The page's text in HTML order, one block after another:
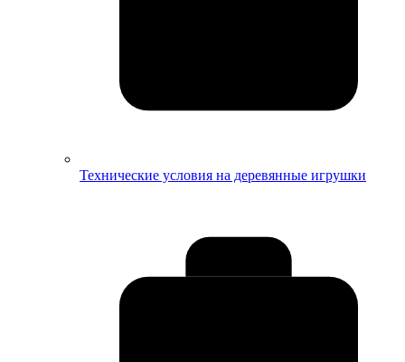
Технические условия на деревянные игрушки